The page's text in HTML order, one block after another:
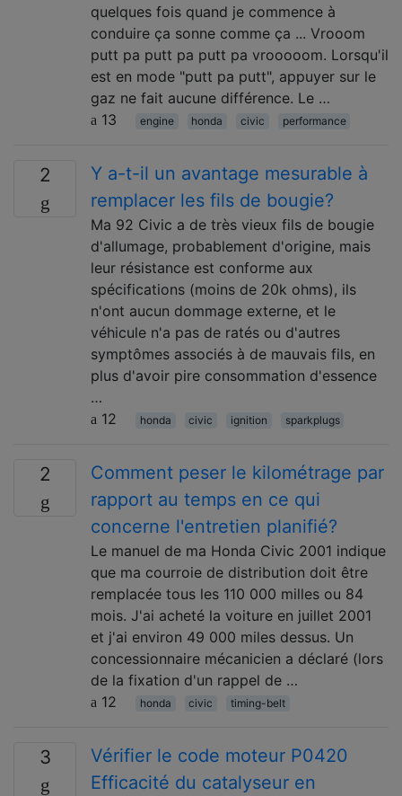
quelques fois quand je commence à
conduire ça sonne comme ça ... Vrooom
putt pa putt pa putt pa vrooooom. Lorsqu'il
est en mode "putt pa putt", appuyer sur le
gaz ne fait aucune différence. Le …
13
engine honda civic performance
2
Y a-t-il un avantage mesurable à
remplacer les fils de bougie?
Ma 92 Civic a de très vieux fils de bougie
d'allumage, probablement d'origine, mais
leur résistance est conforme aux
spécifications (moins de 20k ohms), ils
n'ont aucun dommage externe, et le
véhicule n'a pas de ratés ou d'autres
symptômes associés à de mauvais fils, en
plus d'avoir pire consommation d'essence
…
12
honda civic ignition sparkplugs
2
Comment peser le kilométrage par
rapport au temps en ce qui
concerne l'entretien planifié?
Le manuel de ma Honda Civic 2001 indique
que ma courroie de distribution doit être
remplacée tous les 110 000 milles ou 84
mois. J'ai acheté la voiture en juillet 2001
et j'ai environ 49 000 miles dessus. Un
concessionnaire mécanicien a déclaré (lors
de la fixation d'un rappel de …
12
honda civic timing-belt
3
Vérifier le code moteur P0420
Efficacité du catalyseur en